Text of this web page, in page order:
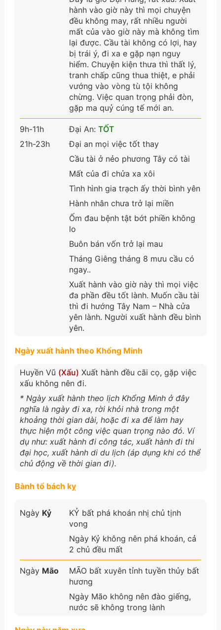
hành vào giờ này thì mọi chuyện
đều không may, rất nhiều người
mất của vào giờ này mà không tìm
lại được. Cầu tài không có lợi, hay
bị trái ý, đi xa e gặp nạn nguy
hiểm. Chuyện kiện thưa thì thất lý,
tranh chấp cũng thua thiệt, e phải
vướng vào vòng tù tội không
chừng. Việc quan trọng phải đòn,
gặp ma quỷ cúng tế mới an.
9h-11h
21h-23h
Đại An: TỐT
Đại an mọi việc tốt thay
Cầu tài ở nẻo phương Tây có tài
Mất của đi chửa xa xôi
Tình hình gia trạch ấy thời bình yên
Hành nhân chưa trở lại miền
Ốm đau bệnh tật bớt phiền không
lo
Buôn bán vốn trở lại mau
Tháng Giêng tháng 8 mưu cầu có
ngay..
Xuất hành vào giờ này thì mọi việc
đa phần đều tốt lành. Muốn cầu tài
thì đi hướng Tây Nam – Nhà cửa
yên lành. Người xuất hành đều bình
yên.
Ngày xuất hành theo Khổng Minh
Huyền Vũ (Xấu) Xuất hành đều cãi cọ, gặp việc
xấu không nên đi.
* Ngày xuất hành theo lịch Khổng Minh ở đây
nghĩa là ngày đi xa, rời khỏi nhà trong một
khoảng thời gian dài, hoặc đi xa để làm hay
thực hiện một công việc quan trọng nào đó. Ví
dụ như: xuất hành đi công tác, xuất hành đi thi
đại học, xuất hành di du lịch (áp dụng khi có thể
chủ động về thời gian đi).
Bành tổ bách kỵ
Ngày Kỷ
KỶ bất phá khoán nhị chủ tịnh
vong
Ngày Kỷ không nên phá khoán, cả
2 chủ đều mất
Ngày Mão
MÃO bất xuyên tỉnh tuyền thủy bất
hương
Ngày Mão không nên đào giếng,
nước sẽ không trong lành